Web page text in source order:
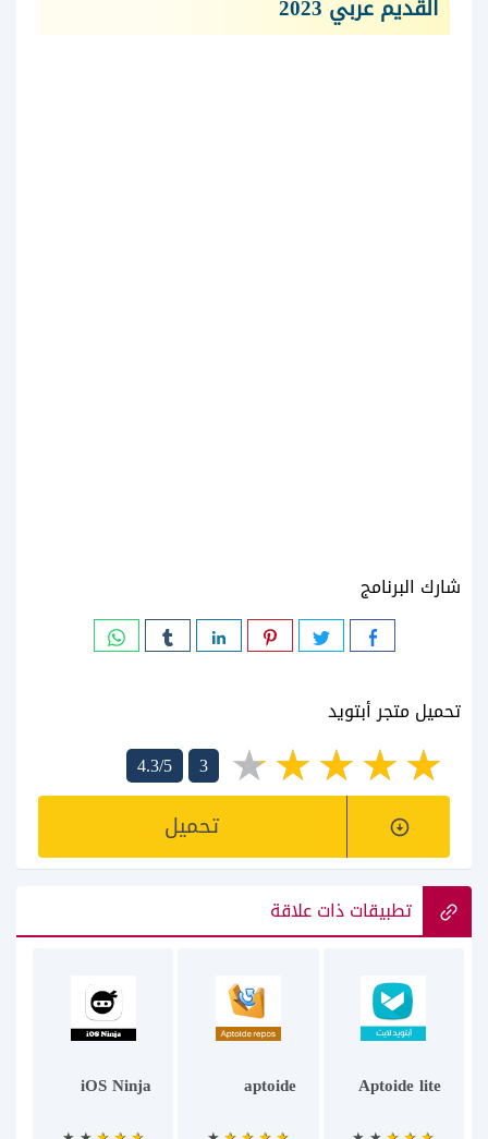
القديم عربي 2023
شارك البرنامج
تحميل متجر أبتويد
4.3/5
3
تحميل
تطبيقات ذات علاقة
Aptoide lite
aptoide
iOS Ninja